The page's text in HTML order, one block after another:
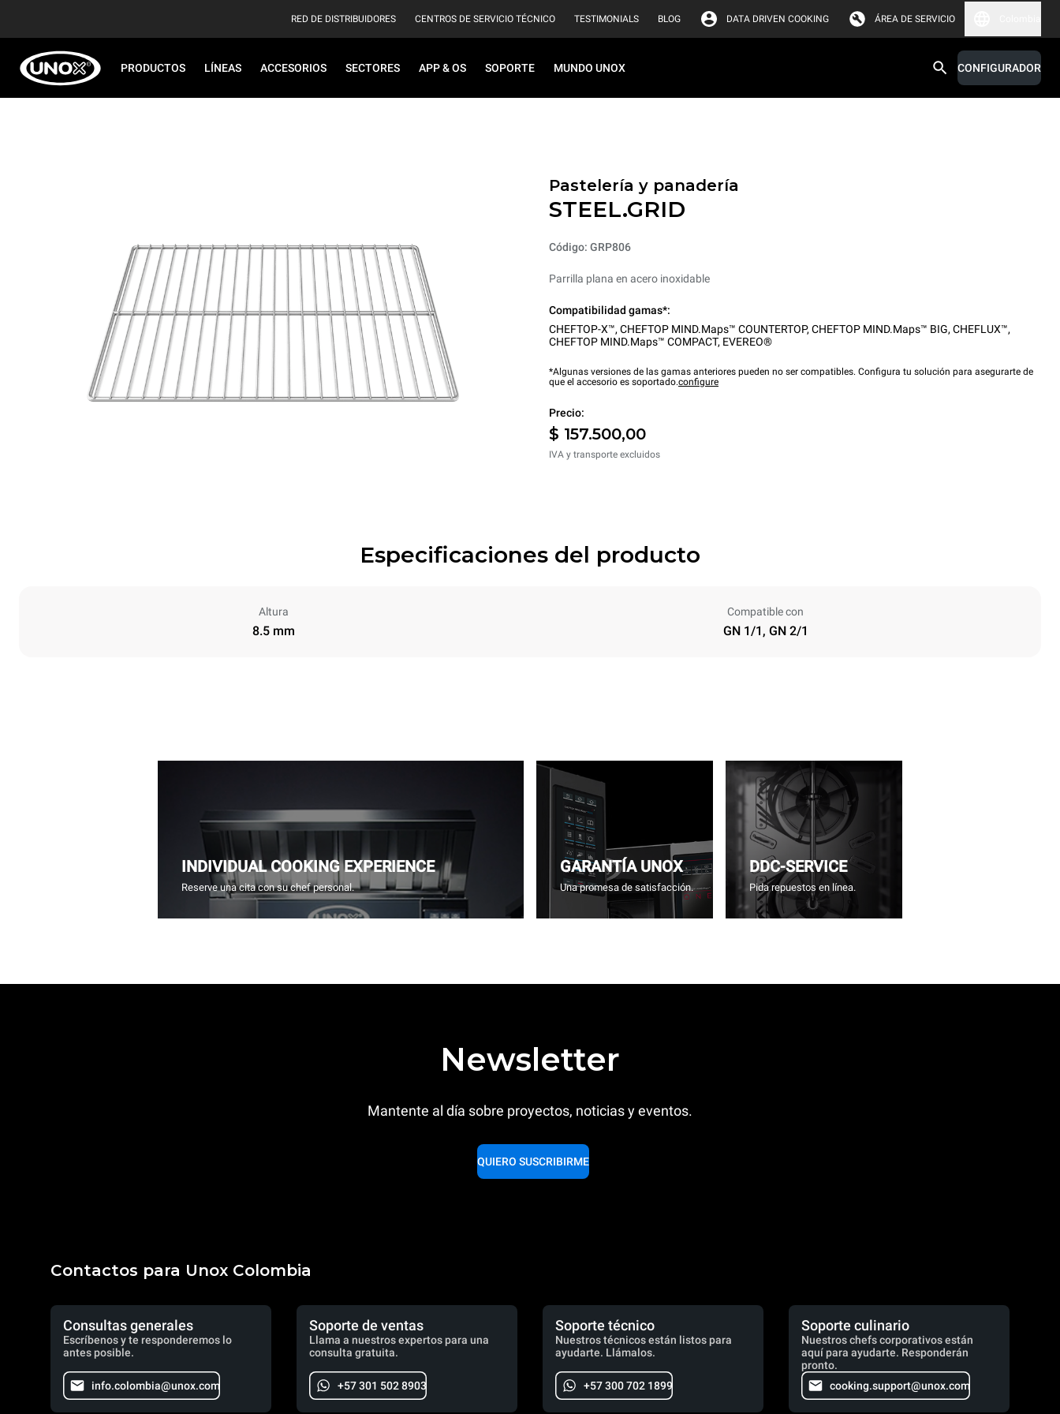
RED DE DISTRIBUIDORES CENTROS DE SERVICIO TÉCNICO TESTIMONIALS BLOG DATA DRIVEN COOKING ÁREA DE SERVICIO
PRODUCTOS LÍNEAS ACCESORIOS SECTORES APP & OS SOPORTE MUNDO UNOX CONFIGURADOR
Pastelería y panadería
STEEL.GRID
Código: GRP806
Parrilla plana en acero inoxidable
Compatibilidad gamas*:
CHEFTOP-X™, CHEFTOP MIND.Maps™ COUNTERTOP, CHEFTOP MIND.Maps™ BIG, CHEFLUX™,
CHEFTOP MIND.Maps™ COMPACT, EVEREO®
*Algunas versiones de las gamas anteriores pueden no ser compatibles. Configura tu solución para asegurarte de
que el accesorio es soportado.configure
Precio:
$ 157.500,00
IVA y transporte excluidos
Especificaciones del producto
Altura
8.5 mm
Compatible con
GN 1/1, GN 2/1
INDIVIDUAL COOKING EXPERIENCE
Reserve una cita con su chef personal.
GARANTÍA UNOX
Una promesa de satisfacción.
DDC-SERVICE
Pida repuestos en línea.
Newsletter
Mantente al día sobre proyectos, noticias y eventos.
QUIERO SUSCRIBIRME
Contactos para Unox Colombia
Consultas generales
Escríbenos y te responderemos lo
antes posible.
info.colombia@unox.com
Soporte de ventas
Llama a nuestros expertos para una
consulta gratuita.
+57 301 502 8903
Soporte técnico
Nuestros técnicos están listos para
ayudarte. Llámalos.
+57 300 702 1899
Soporte culinario
Nuestros chefs corporativos están
aquí para ayudarte. Responderán
pronto.
cooking.support@unox.com